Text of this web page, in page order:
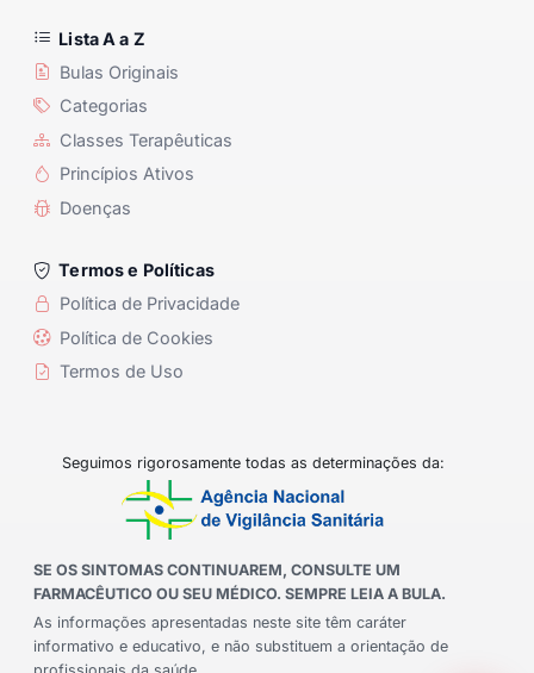
Lista A a Z
Bulas Originais
Categorias
Classes Terapêuticas
Princípios Ativos
Doenças
Termos e Políticas
Política de Privacidade
Política de Cookies
Termos de Uso
Seguimos rigorosamente todas as determinações da:
SE OS SINTOMAS CONTINUAREM, CONSULTE UM
FARMACÊUTICO OU SEU MÉDICO. SEMPRE LEIA A BULA.
As informações apresentadas neste site têm caráter
informativo e educativo, e não substituem a orientação de